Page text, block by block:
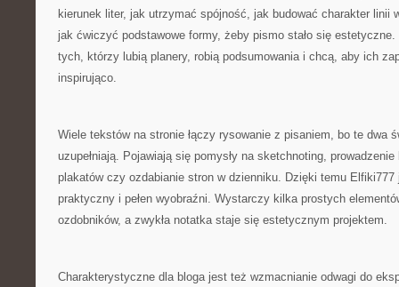
kierunek liter, jak utrzymać spójność, jak budować charakter linii
jak ćwiczyć podstawowe formy, żeby pismo stało się
tych, którzy lubią planery, robią podsumowania i chcą, aby ich
inspirująco.
Wiele tekstów na stronie łączy rysowanie z pisaniem, bo te dwa
uzupełniają. Pojawiają się pomysły na sketchnoting,
plakatów czy ozdabianie stron w dzienniku. Dzięki temu Elfiki777
praktyczny i pełen wyobraźni. Wystarczy kilka prostych
ozdobników, a zwykła notatka staje się estetycznym projektem.
Charakterystyczne dla bloga jest też wzmacnianie odwagi do